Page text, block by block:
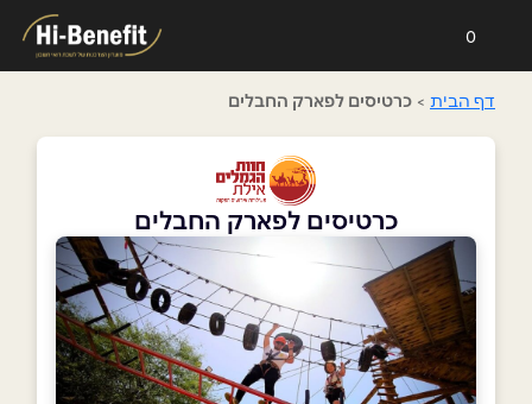
0
דף הבית > כרטיסים לפארק החבלים
כרטיסים לפארק החבלים